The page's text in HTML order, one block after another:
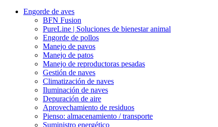
Engorde de aves
BFN Fusion
PureLine | Soluciones de bienestar animal
Engorde de pollos
Manejo de pavos
Manejo de patos
Manejo de reproductoras pesadas
Gestión de naves
Climatización de naves
Iluminación de naves
Depuración de aire
Aprovechamiento de residuos
Pienso: almacenamiento / transporte
Suministro energético